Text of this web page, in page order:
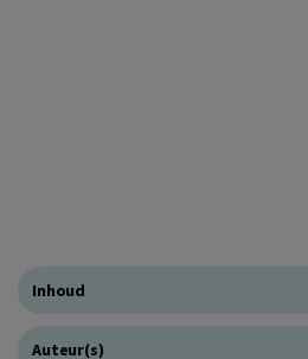
Inhoud
Auteur(s)